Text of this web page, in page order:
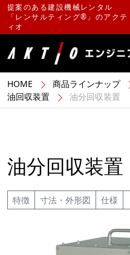
提案のある建設機械レンタル
「レンサルティング®」のアクテ
ィオ
HOME 商品ラインナップ
油回収装置
油分回収装置
油分回収装置
特徴 寸法・外形図 仕様